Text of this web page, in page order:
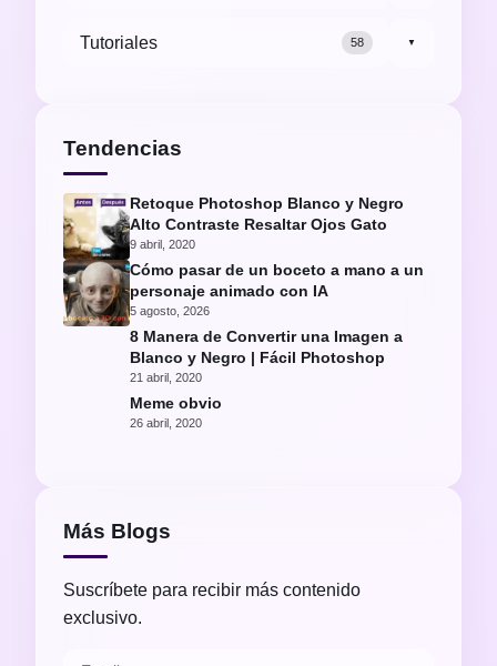
Tutoriales 58 ▼
Tendencias
Retoque Photoshop Blanco y Negro
Alto Contraste Resaltar Ojos Gato
9 abril, 2020
Cómo pasar de un boceto a mano a un
personaje animado con IA
5 agosto, 2026
8 Manera de Convertir una Imagen a
Blanco y Negro | Fácil Photoshop
21 abril, 2020
Meme obvio
26 abril, 2020
Más Blogs
Suscríbete para recibir más contenido
exclusivo.